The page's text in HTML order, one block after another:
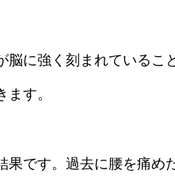
脳に強く刻まれているこ
す。
果です。過去に腰を痛め